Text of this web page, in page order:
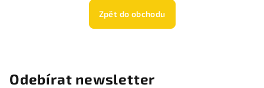
Zpět do obchodu
Odebírat newsletter